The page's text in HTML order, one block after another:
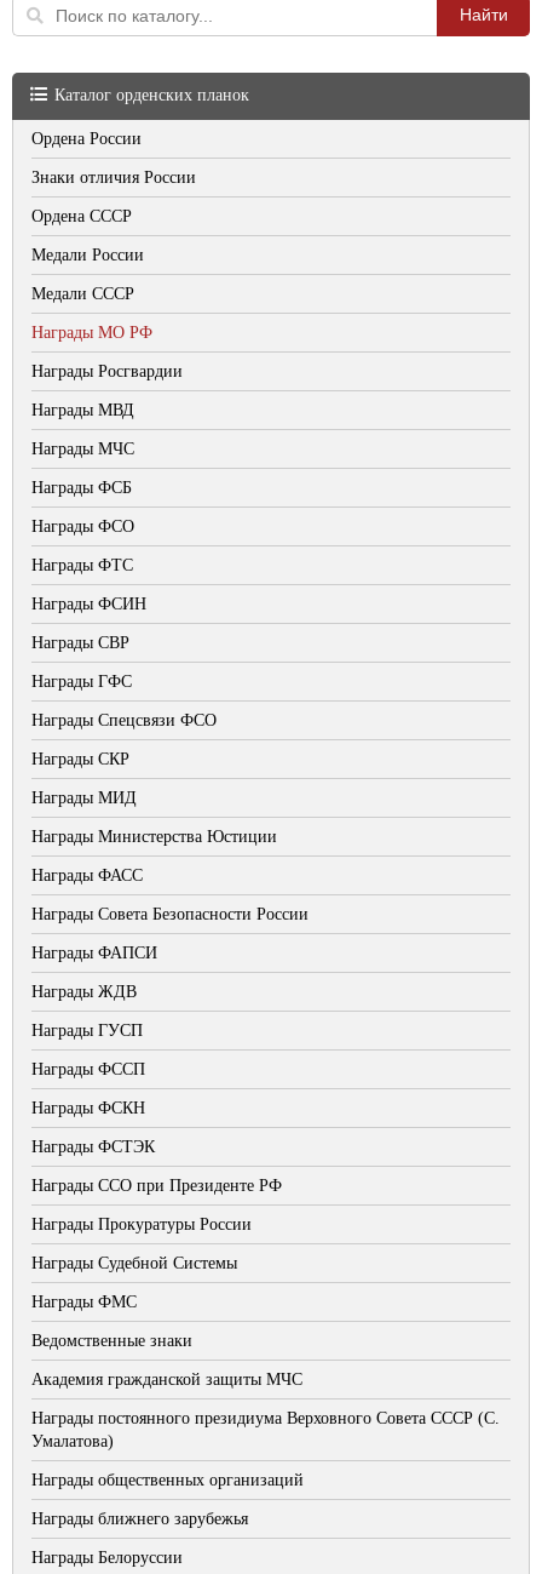
Каталог орденских планок
Ордена России
Знаки отличия России
Ордена СССР
Медали России
Медали СССР
Награды МО РФ
Награды Росгвардии
Награды МВД
Награды МЧС
Награды ФСБ
Награды ФСО
Награды ФТС
Награды ФСИН
Награды СВР
Награды ГФС
Награды Спецсвязи ФСО
Награды СКР
Награды МИД
Награды Министерства Юстиции
Награды ФАСС
Награды Совета Безопасности России
Награды ФАПСИ
Награды ЖДВ
Награды ГУСП
Награды ФССП
Награды ФСКН
Награды ФСТЭК
Награды ССО при Президенте РФ
Награды Прокуратуры России
Награды Судебной Системы
Награды ФМС
Ведомственные знаки
Академия гражданской защиты МЧС
Награды постоянного президиума Верховного Совета СССР (С.
Умалатова)
Награды общественных организаций
Награды ближнего зарубежья
Награды Белоруссии